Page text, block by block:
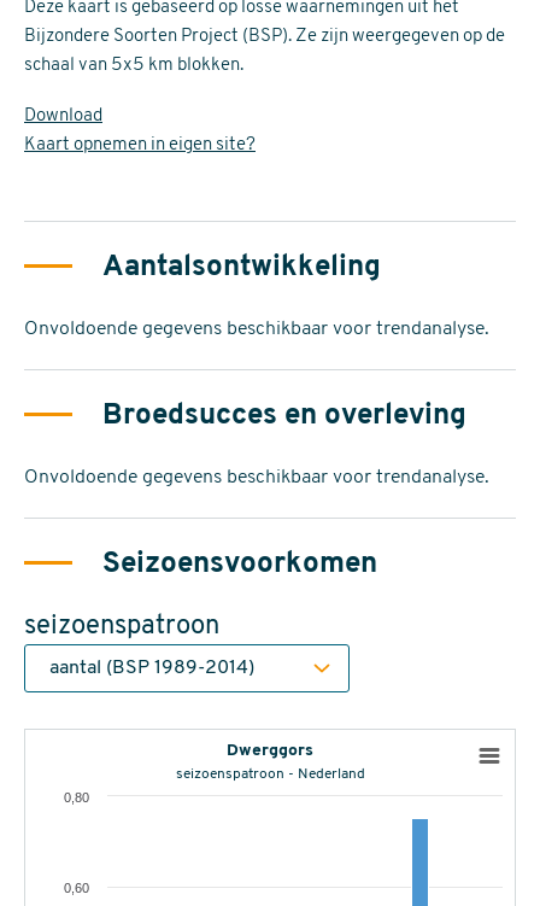
Deze kaart is gebaseerd op losse waarnemingen uit het
Bijzondere Soorten Project (BSP). Ze zijn weergegeven op de
schaal van 5x5 km blokken.
Download
Kaart opnemen in eigen site?
Aantalsontwikkeling
Onvoldoende gegevens beschikbaar voor trendanalyse.
Broedsucces en overleving
Onvoldoende gegevens beschikbaar voor trendanalyse.
Seizoensvoorkomen
seizoenspatroon
Dwerggors
seizoenspatroon - Nederland
0,60
0,80